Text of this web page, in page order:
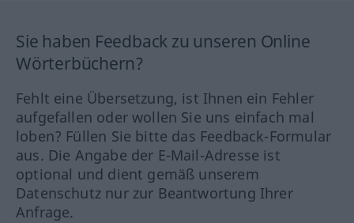
Sie haben Feedback zu unseren Online
Wörterbüchern?
Fehlt eine Übersetzung, ist Ihnen ein Fehler
aufgefallen oder wollen Sie uns einfach mal
loben? Füllen Sie bitte das Feedback-Formular
aus. Die Angabe der E-Mail-Adresse ist
optional und dient gemäß unserem
Datenschutz nur zur Beantwortung Ihrer
Anfrage.